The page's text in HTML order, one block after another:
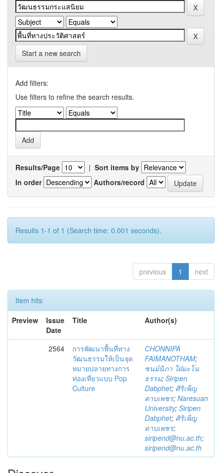
Start a new search
Add filters:
Use filters to refine the search results.
Results/Page | Sort items by
In order
Authors/record
Results 1-1 of 1 (Search time: 0.001 seconds).
previous 1 next
Item hits:
Preview
Issue
Date
Title Author(s)
2564
การพัฒนาพื้นที่ทาง
วัฒนธรรมให้เป็นจุด
หมายปลายทางการ
ท่องเที่ยวแบบ Pop
Culture
CHONNIPA
FAIMANOTHAM;
ชนม์นิภา ใฝ่มะโน
ธรรม; Siripen
Dabphet; ศิริเพ็ญ
ดาบเพชร; Naresuan
University; Siripen
Dabphet; ศิริเพ็ญ
ดาบเพชร;
siripend@nu.ac.th;
siripend@nu.ac.th